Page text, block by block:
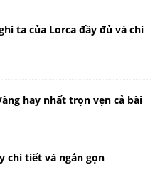
ta của Lorca đầy đủ và chi
hay nhất trọn vẹn cả bài
chi tiết và ngắn gọn